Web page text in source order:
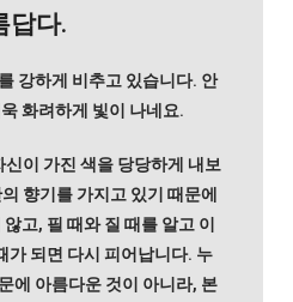
답다.
강하게 비추고 있습니다. 안
화려하게 빛이 나네요.
이 가진 색을 당당하게 내보
향기를 가지고 있기 때문에
고, 필 때와 질 때를 알고 이
가 되면 다시 피어납니다. 누
에 아름다운 것이 아니라, 본